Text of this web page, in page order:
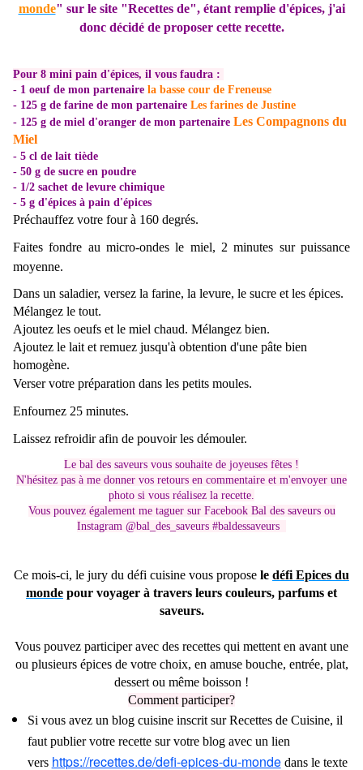
monde" sur le site "Recettes de", étant remplie d'épices, j'ai
donc décidé de proposer cette recette.
Pour 8 mini pain d'épices, il vous faudra :
- 1 oeuf de mon partenaire la basse cour de Freneuse
- 125 g de farine de mon partenaire Les farines de Justine
- 125 g de miel d'oranger de mon partenaire Les Compagnons du
Miel
- 5 cl de lait tiède
- 50 g de sucre en poudre
- 1/2 sachet de levure chimique
- 5 g d'épices à pain d'épices
Préchauffez votre four à 160 degrés.
Faites fondre au micro-ondes le miel, 2 minutes sur puissance
moyenne.
Dans un saladier, versez la farine, la levure, le sucre et les épices.
Mélangez le tout.
Ajoutez les oeufs et le miel chaud. Mélangez bien.
Ajoutez le lait et remuez jusqu'à obtention d'une pâte bien
homogène.
Verser votre préparation dans les petits moules.
Enfournez 25 minutes.
Laissez refroidir afin de pouvoir les démouler.
Le bal des saveurs vous souhaite de joyeuses fêtes !
N'hésitez pas à me donner vos retours en commentaire et m'envoyer une
photo si vous réalisez la recette.
Vous pouvez également me taguer sur Facebook Bal des saveurs ou
Instagram @bal_des_saveurs #baldessaveurs
Ce mois-ci, le jury du défi cuisine vous propose le défi Epices du
monde pour voyager à travers leurs couleurs, parfums et
saveurs.
Vous pouvez participer avec des recettes qui mettent en avant une
ou plusieurs épices de votre choix, en amuse bouche, entrée, plat,
dessert ou même boisson !
Comment participer?
Si vous avez un blog cuisine inscrit sur Recettes de Cuisine, il
faut publier votre recette sur votre blog avec un lien
vers https://recettes.de/defi-epices-du-mondedans le texte